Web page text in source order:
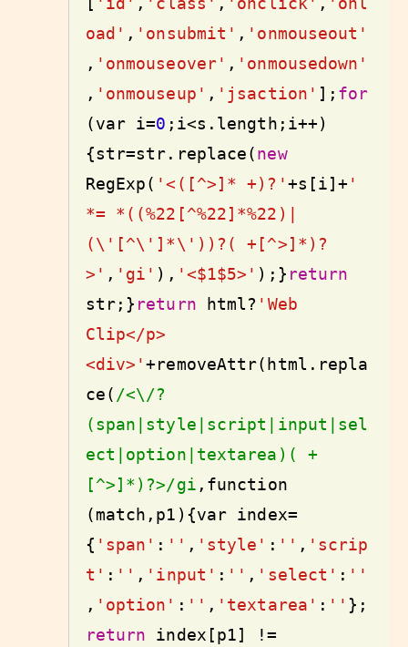
oad' , 'onsubmit' , 'onmouseout'
, 'onmouseover' , 'onmousedown'
, 'onmouseup' , 'jsaction' ]; for
(var i=0 ;i<s.length;i++)
{str=str.replace(new
RegExp( '<([^>]* +)?'+s[i]+ '
*= *((%22[^%22]*%22)|
(\'[^\']*\'))?( +[^>]*)?
>' , 'gi' ), '<$1$5>' );} return
str;} return html? 'Web
Clip</p>
<div>'+removeAttr(html.repla
ce( /<\/?
(span|style|script|input|sel
ect|option|textarea)( +
[^>]*)?>/gi , function
(match,p1){var index=
{ 'span' : '' , 'style' : '' , 'scrip
t' : '' , 'input' : '' , 'select' : ''
, 'option' : '' , 'textarea' : '' };
return